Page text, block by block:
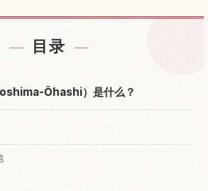
目录
Ōhashi）是什么？